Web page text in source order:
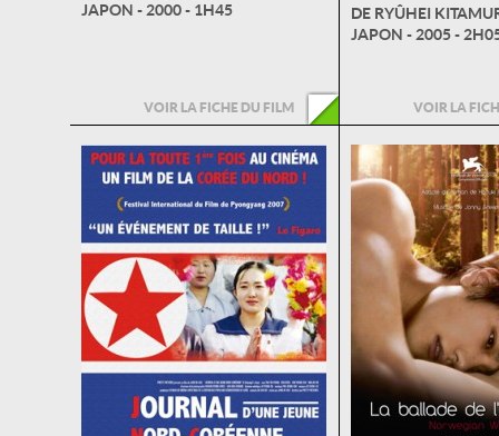
JAPON - 2000 - 1H45
VOIR LA FICHE DU FILM
DE RYÛHEI
JAPON - 2005 -
VOIR LA